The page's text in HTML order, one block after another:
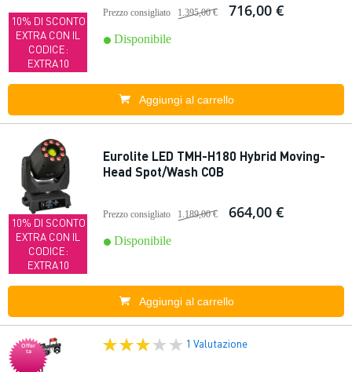
10% DI SCONTO
EXTRA CON IL
CODICE:
EXTRA10
Prezzo consigliato 1.395,00 € 716,00 €
Disponibile
Aggiungi al carrello
10% DI SCONTO
EXTRA CON IL
CODICE:
EXTRA10
Eurolite LED TMH-H180 Hybrid Moving-
Head Spot/Wash COB
Prezzo consigliato 1.189,00 € 664,00 €
Disponibile
Aggiungi al carrello
Offer
ta
1 Valutazione